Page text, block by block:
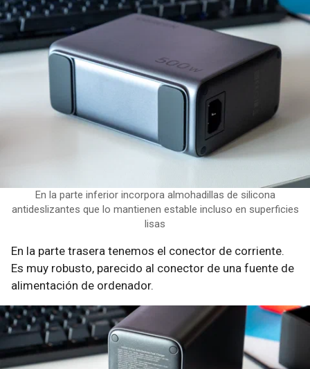
En la parte inferior incorpora almohadillas de silicona
antideslizantes que lo mantienen estable incluso en superficies
lisas
En la parte trasera tenemos el conector de corriente.
Es muy robusto, parecido al conector de una fuente de
alimentación de ordenador.